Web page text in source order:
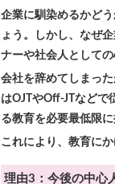
企業に馴染めるかど
ょう。しかし、なぜ
ナーや社会人として
会社を辞めてしまっ
はOJTやOff-JTなどで
る教育を必要最低限
これにより、教育に
理由3：今後の中心